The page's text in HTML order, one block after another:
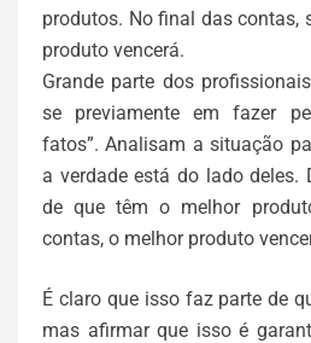
produtos. No final das contas,
produto vencerá.
Grande parte dos
se previamente em fazer
fatos”. Analisam a situação
a verdade está do lado deles.
de que têm o melhor
contas, o melhor produto
É claro que isso faz parte de
mas afirmar que isso é